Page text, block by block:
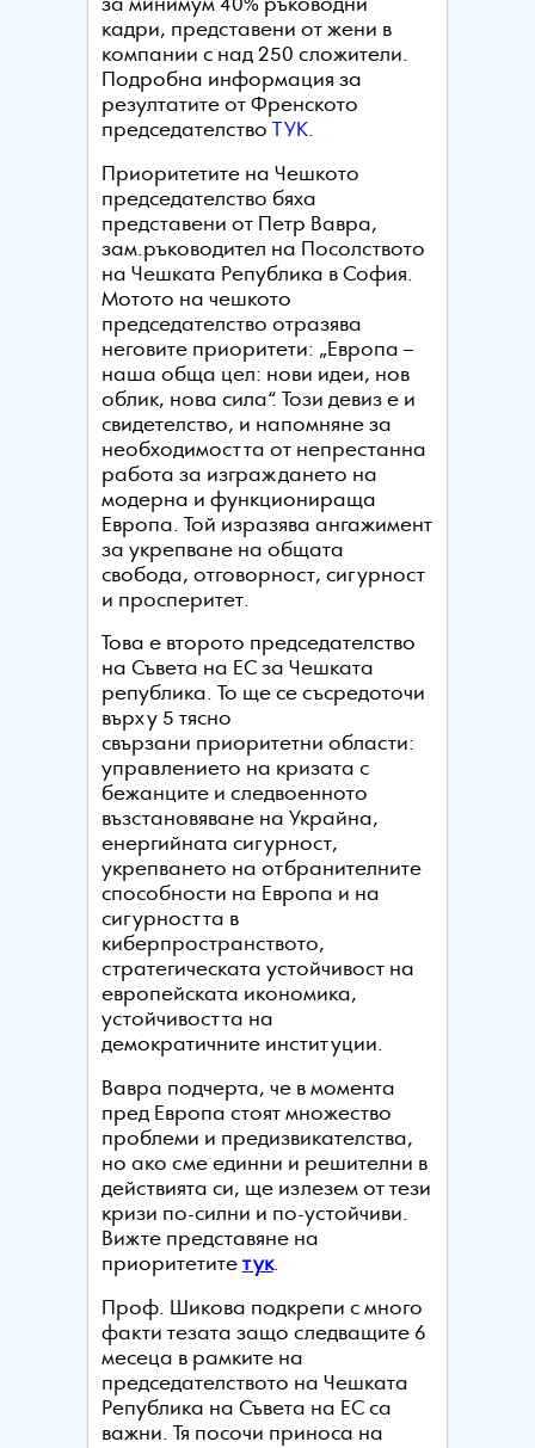
за минимум 40% ръководни
кадри, представени от жени в
компании с над 250 сложители.
Подробна информация за
резултатите от Френското
председателство
ТУК.
Приоритетите на Чешкото
председателство бяха
представени от Петр Вавра,
зам.ръководител на Посолството
на Чешката Република в София.
Мотото на чешкото
председателство отразява
неговите приоритети: „Европа –
наша обща цел: нови идеи, нов
облик, нова сила“. Този девиз е и
свидетелство, и напомняне за
необходимостта от непрестанна
работа за изграждането на
модерна и функционираща
Европа. Той изразява ангажимент
за укрепване на общата
свобода, отговорност, сигурност
и просперитет.
Това е второто председателство
на Съвета на ЕС за Чешката
република. То ще се съсредоточи
върху 5 тясно
свързани приоритетни области:
управлението на кризата с
бежанците и следвоенното
възстановяване на Украйна,
енергийната сигурност,
укрепването на отбранителните
способности на Европа и на
сигурността в
киберпространството,
стратегическата устойчивост на
европейската икономика,
устойчивостта на
демократичните институции.
Вавра подчерта, че в момента
пред Европа стоят множество
проблеми и предизвикателства,
но ако сме единни и решителни в
действията си, ще излезем от тези
кризи по-силни и по-устойчиви.
Вижте представяне на
приоритетите тук.
Проф. Шикова подкрепи с много
факти тезата защо следващите 6
месеца в рамките на
председателството на Чешката
Република на Съвета на ЕС са
важни. Тя посочи приноса на